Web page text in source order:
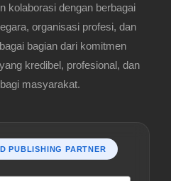
kolaborasi dengan berbagai
organisasi profesi, dan
bagian dari komitmen
kredibel, profesional, dan
masyarakat.
PUBLISHING PARTNER